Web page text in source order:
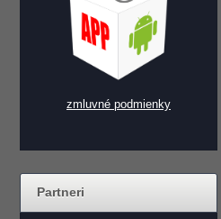
zmluvné podmienky
Partneri